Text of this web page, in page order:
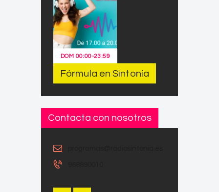
DOM 00:00-23:59
Fórmula en Sintonía
Contacta con nosotros